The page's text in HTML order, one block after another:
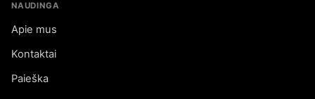
NAUDINGA
Apie mus
Kontaktai
Paieška